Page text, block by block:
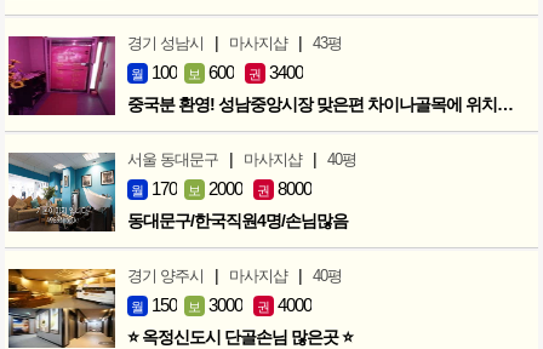
경기 성남시 | 마사지샵 | 43평
월 100 보 600 권 3400
중국분 환영! 성남중앙시장 맞은편 차이나골목에 위치한 마사지샵
서울 동대문구 | 마사지샵 | 40평
월 170 보 2000 권 8000
동대문구/한국직원4명/손님많음
경기 양주시 | 마사지샵 | 40평
월 150 보 3000 권 4000
⭐ 옥정신도시 단골손님 많은곳 ⭐